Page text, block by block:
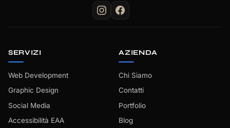
SERVIZI
Web Development
Graphic Design
Social Media
Accessibilità EAA
AZIENDA
Chi Siamo
Contatti
Portfolio
Blog